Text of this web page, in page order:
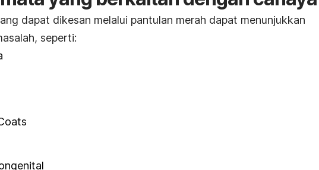
dapat dikesan melalui pantulan merah dapat menunjukkan
seperti: